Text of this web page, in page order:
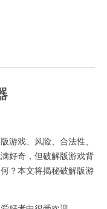
戏、风险、合法性、
好奇，但破解版游戏背
？本文将揭秘破解版游